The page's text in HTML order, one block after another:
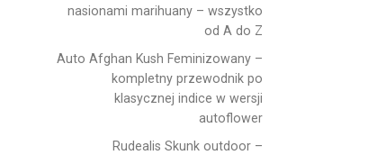
nasionami marihuany – wszystko
od A do Z
Auto Afghan Kush Feminizowany –
kompletny przewodnik po
klasycznej indice w wersji
autoflower
Rudealis Skunk outdoor –